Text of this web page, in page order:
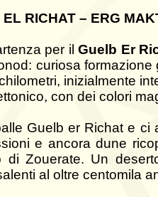
RICHAT – ERG
per il Guelb Er
curiosa
inizialmente
con dei colori
Guelb er Richat e ci
e ancora dune
di Zouerate. Un
al oltre centomila